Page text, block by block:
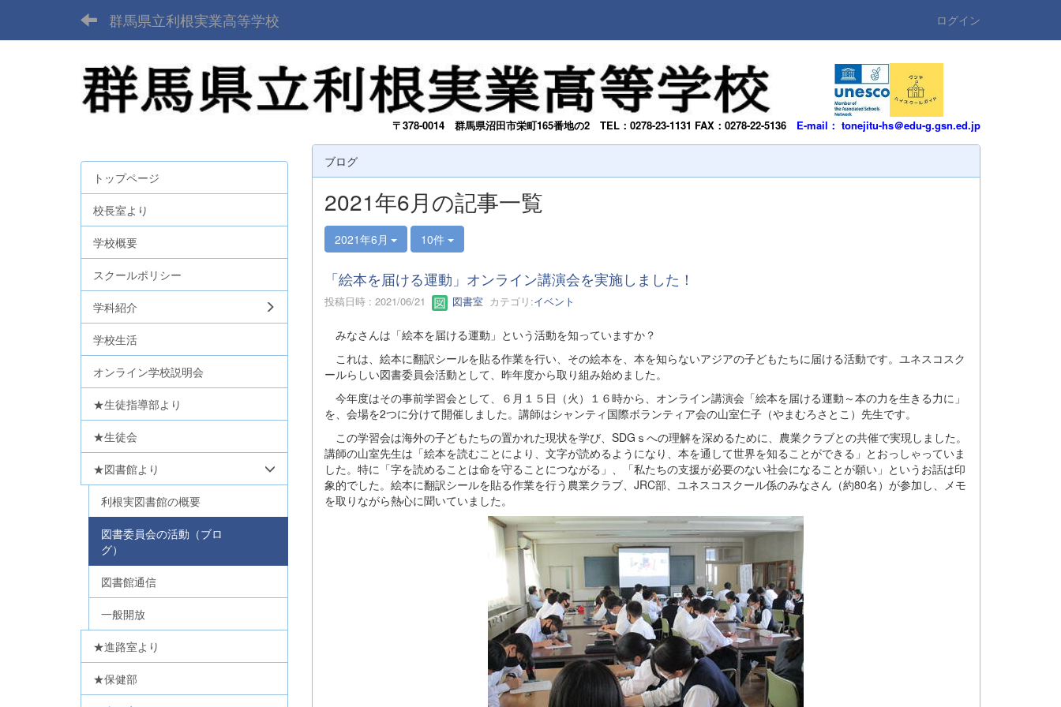
群馬県立利根実業高等学校 ログイン
〒378-0014 群馬県沼田市栄町165番地の2 TEL：0278-23-1131 FAX：0278-22-5136 E-mail： tonejitu-hs＠edu-g.gsn.ed.jp
ブログ
2021年6月の記事一覧
2021年6月 10件
「絵本を届ける運動」オンライン講演会を実施しました！
投稿日時 : 2021/06/21 図書室 カテゴリ:イベント
みなさんは「絵本を届ける運動」という活動を知っていますか？
これは、絵本に翻訳シールを貼る作業を行い、その絵本を、本を知らないアジアの子どもたちに届ける活動です。ユネスコスク
ールらしい図書委員会活動として、昨年度から取り組み始めました。
今年度はその事前学習会として、６月１５日（火）１６時から、オンライン講演会「絵本を届ける運動～本の力を生きる力に」
を、会場を2つに分けて開催しました。講師はシャンティ国際ボランティア会の山室仁子（やまむろさとこ）先生です。
この学習会は海外の子どもたちの置かれた現状を学び、SDGｓへの理解を深めるために、農業クラブとの共催で実現しました。
講師の山室先生は「絵本を読むことにより、文字が読めるようになり、本を通して世界を知ることができる」とおっしゃっていま
した。特に「字を読めることは命を守ることにつながる」、「私たちの支援が必要のない社会になることが願い」というお話は印
象的でした。絵本に翻訳シールを貼る作業を行う農業クラブ、JRC部、ユネスコスクール係のみなさん（約80名）が参加し、メモ
を取りながら熱心に聞いていました。
トップページ
校長室より
学校概要
スクールポリシー
学科紹介
学校生活
オンライン学校説明会
★生徒指導部より
★生徒会
★図書館より
利根実図書館の概要
図書委員会の活動（ブロ
グ）
図書館通信
一般開放
★進路室より
★保健部